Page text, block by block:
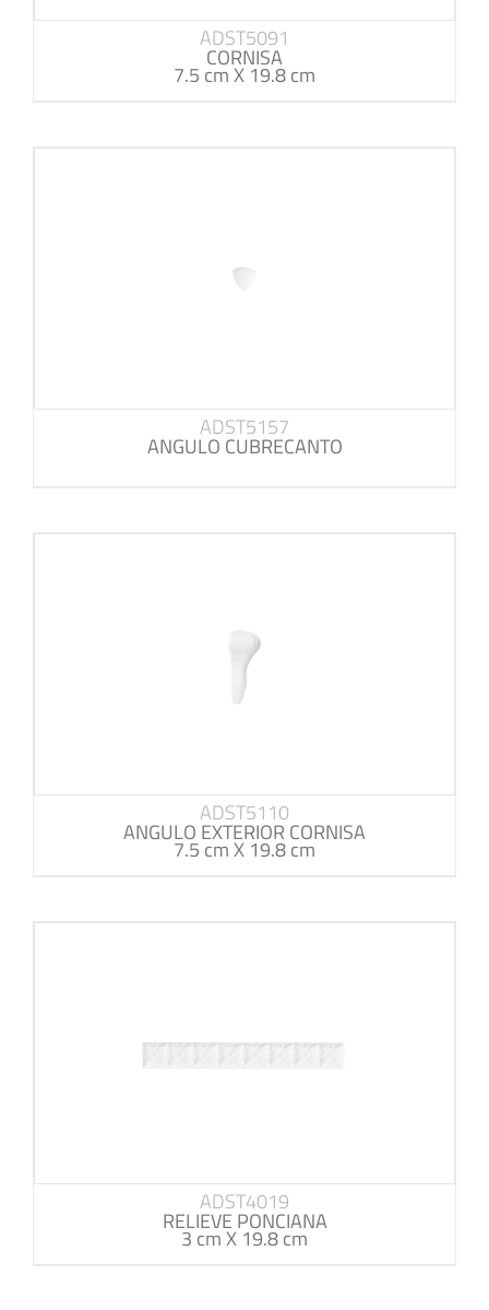
ADST5091
CORNISA
7.5 cm X 19.8 cm
ADST5157
ANGULO CUBRECANTO
ADST5110
ANGULO EXTERIOR CORNISA
7.5 cm X 19.8 cm
ADST4019
RELIEVE PONCIANA
3 cm X 19.8 cm